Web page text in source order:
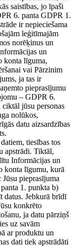
saistības, jo īpaši
6. panta GDPR 1.
ir nepieciešama
leģitīmajām
norēķinus un
un
konta līguma,
vai Pārzinim
ja tas ir
pieprasījumu
– GDPR 6.
jūsu personas
nolūkos,
datu aizsardzības
tiesības tos
apstrādi. Tiktāl,
Informācijas un
konta līgumu, kurā
pieprasījuma
1. punkta b)
datus. Jebkurā brīdī
konkrēto
ja datu pārziņš
uz savām
ar produktu un
dati tiek apstrādāti